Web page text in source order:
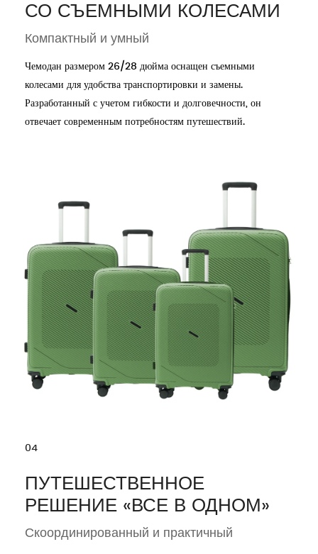
СО СЪЕМНЫМИ КОЛЕСАМИ
Компактный и умный
Чемодан размером 26/28 дюйма оснащен съемными
колесами для удобства транспортировки и замены.
Разработанный с учетом гибкости и долговечности, он
отвечает современным потребностям путешествий.
04
ПУТЕШЕСТВЕННОЕ
РЕШЕНИЕ «ВСЕ В ОДНОМ»
Скоординированный и практичный